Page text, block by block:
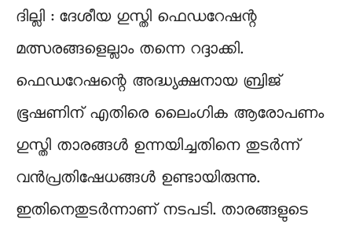
ദില്ലി : ദേശീയ ഗുസ്തി ഫെഡറേഷന്റ
മത്സരങ്ങളെല്ലാം തന്നെ റദ്ദാക്കി.
ഫെഡറേഷന്റെ അദ്ധ്യക്ഷനായ ബ്രിജ്
ഭൂഷണിന് എതിരെ ലൈംഗിക ആരോപണം
ഗുസ്തി താരങ്ങൾ ഉന്നയിച്ചതിനെ തുടർന്ന്
വൻപ്രതിഷേധങ്ങൾ ഉണ്ടായിരുന്നു.
ഇതിനെതുടർന്നാണ് നടപടി. താരങ്ങളുടെ